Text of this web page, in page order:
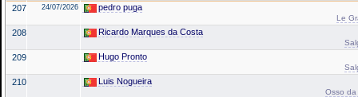
207 24/07/2026 pedro puga
Le
208 Ricardo Marques da Costa
209 Hugo Pronto
210 Luis Nogueira
Osso